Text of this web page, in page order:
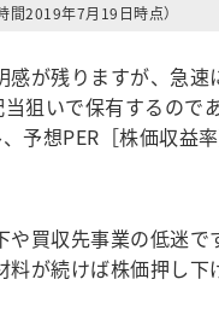
間2019年7月19日時点）
が残りますが、急速
狙いで保有するので
予想PER［株価収益
買収先事業の低迷で
が続けば株価押し下